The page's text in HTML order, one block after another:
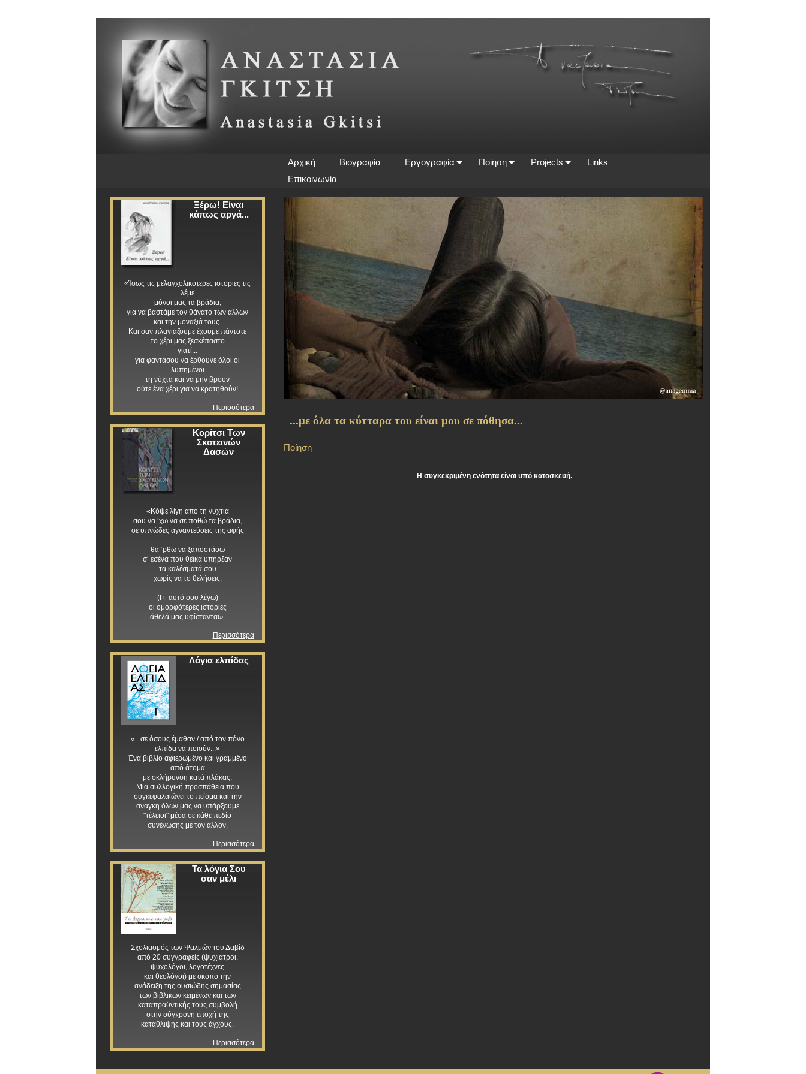
Αρχική Βιογραφία Εργογραφία Ποίηση Projects
Links
Επικοινωνία
Ξέρω! Είναι
κάπως αργά...
«Ίσως τις μελαγχολικότερες ιστορίες τις
λέμε
μόνοι μας τα βράδια,
για να βαστάμε τον θάνατο των άλλων
και την μοναξιά τους.
Και σαν πλαγιάζουμε έχουμε πάντοτε
το χέρι μας ξεσκέπαστο
γιατί...
για φαντάσου να έρθουνε όλοι οι
λυπημένοι
τη νύχτα και να μην βρουν
ούτε ένα χέρι για να κρατηθούν!
Περισσότερα
Κορίτσι Των
Σκοτεινών
Δασών
«Κόψε λίγη από τη νυχτιά
σου να ‘χω να σε ποθώ τα βράδια,
σε υπνώδες αγναντεύσεις της αφής
θα ‘ρθω να ξαποστάσω
σ’ εσένα που θεϊκά υπήρξαν
τα καλέσματά σου
χωρίς να το θελήσεις.
(Γι’ αυτό σου λέγω)
οι ομορφότερες ιστορίες
άθελά μας υφίστανται».
Περισσότερα
Λόγια ελπίδας
«...σε όσους έμαθαν / από τον πόνο
ελπίδα να ποιούν...»
Ένα βιβλίο αφιερωμένο και γραμμένο
από άτομα
με σκλήρυνση κατά πλάκας.
Μια συλλογική προσπάθεια που
συγκεφαλαιώνει το πείσμα και την
ανάγκη όλων μας να υπάρξουμε
"τέλειοι" μέσα σε κάθε πεδίο
συνένωσής με τον άλλον.
Περισσότερα
Τα λόγια Σου
σαν μέλι
Σχολιασμός των Ψαλμών του Δαβίδ
από 20 συγγραφείς (ψυχίατροι,
ψυχολόγοι, λογοτέχνες
και θεολόγοι) με σκοπό την
ανάδειξη της ουσιώδης σημασίας
των βιβλικών κειμένων και των
καταπραϋντικής τους συμβολή
στην σύγχρονη εποχή της
κατάθλιψης και τους άγχους.
Περισσότερα
...με όλα τα κύτταρα του είναι μου σε πόθησα...
Ποίηση
Η συγκεκριμένη ενότητα είναι υπό κατασκευή.